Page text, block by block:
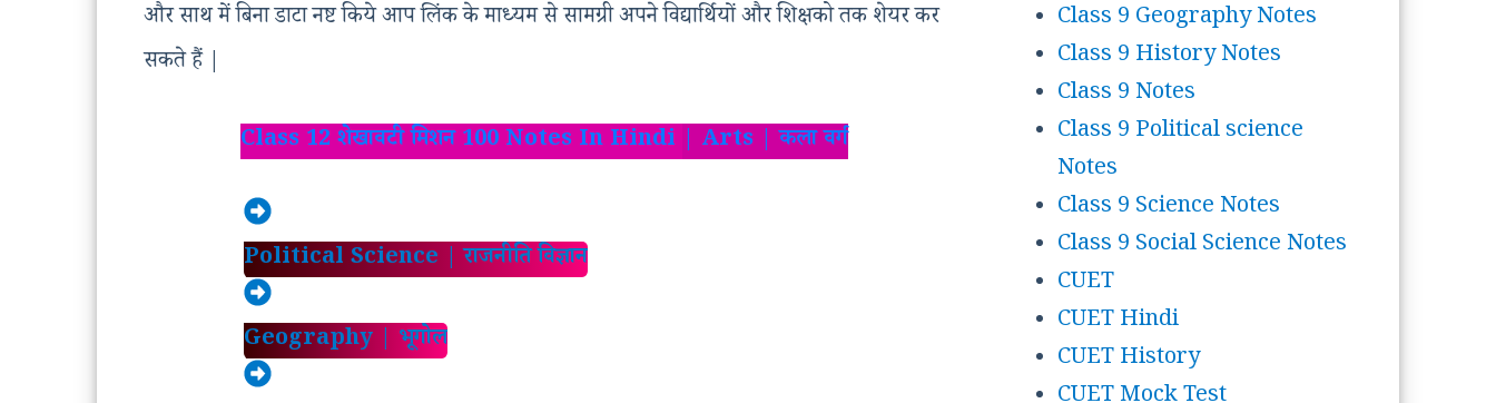
और साथ में बिना डाटा नष्ट किये आप लिंक के माध्यम से सामग्री अपने विद्यार्थियों और शिक्षको तक शेयर कर
सकते हैं |
Class 12 शेखावटी मिशन 100 Notes In Hindi | Arts | कला वर्ग
Political Science | राजनीति विज्ञान
Geography | भूगोल
Class 9 Geography Notes
Class 9 History Notes
Class 9 Notes
Class 9 Political science
Notes
Class 9 Science Notes
Class 9 Social Science Notes
CUET
CUET Hindi
CUET History